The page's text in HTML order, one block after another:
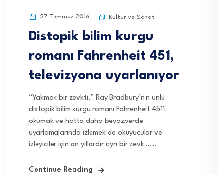
27 Temmuz 2016 Kültür ve Sanat
Distopik bilim kurgu
romanı Fahrenheit 451,
televizyona uyarlanıyor
“Yakmak bir zevkti.” Ray Bradbury’nin ünlü
distopik bilim kurgu romanı Fahrenheit 451’i
okumak ve hatta daha beyazperde
uyarlamalarında izlemek de okuyucular ve
izleyiciler için on yıllardır ayrı bir zevk…...
Continue Reading